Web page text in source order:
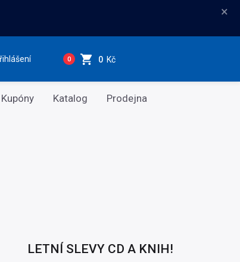
×
0 0 Kč
Kupóny Katalog Prodejna
LETNÍ SLEVY CD A KNIH!